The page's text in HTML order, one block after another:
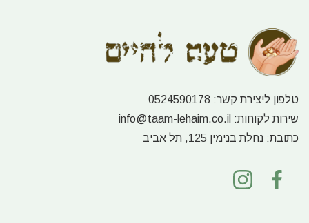
טלפון ליצירת קשר: 0524590178
שירות לקוחות: info@taam-lehaim.co.il
כתובת: נחלת בנימין 125, תל אביב